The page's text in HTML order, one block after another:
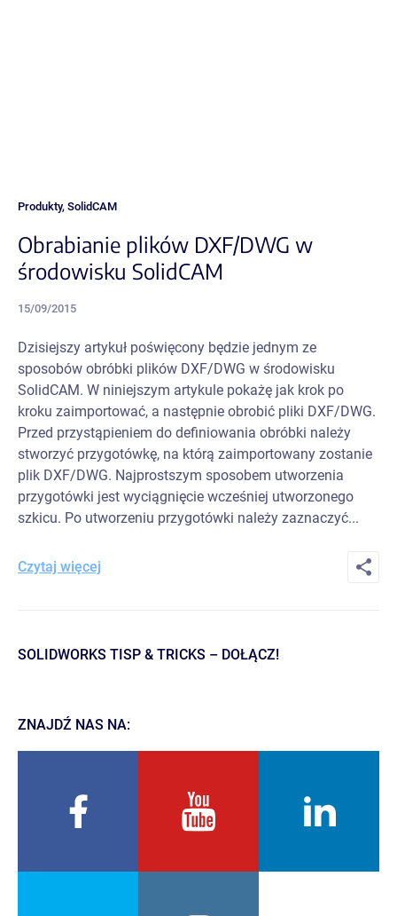
Produkty, SolidCAM
Obrabianie plików DXF/DWG w
środowisku SolidCAM
15/09/2015
Dzisiejszy artykuł poświęcony będzie jednym ze
sposobów obróbki plików DXF/DWG w środowisku
SolidCAM. W niniejszym artykule pokażę jak krok po
kroku zaimportować, a następnie obrobić pliki DXF/DWG.
Przed przystąpieniem do definiowania obróbki należy
stworzyć przygotówkę, na którą zaimportowany zostanie
plik DXF/DWG. Najprostszym sposobem utworzenia
przygotówki jest wyciągnięcie wcześniej utworzonego
szkicu. Po utworzeniu przygotówki należy zaznaczyć...
Czytaj więcej
SOLIDWORKS TISP & TRICKS – DOŁĄCZ!
ZNAJDŹ NAS NA: